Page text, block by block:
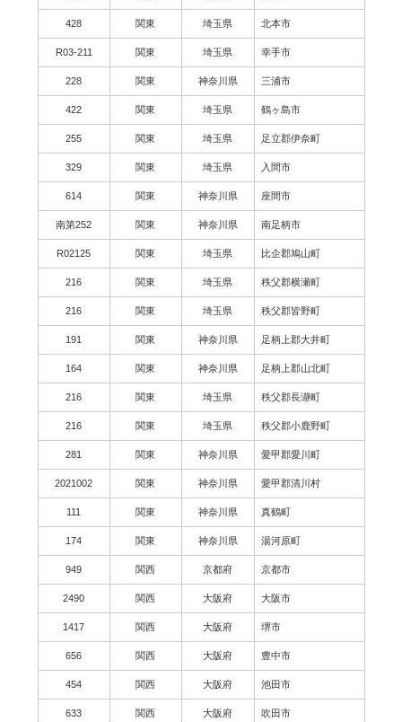
428 関東 埼玉県 北本市
R03-211 関東 埼玉県 幸手市
228 関東 神奈川県 三浦市
422 関東 埼玉県 鶴ヶ島市
255 関東 埼玉県 足立郡伊奈町
329 関東 埼玉県 入間市
614 関東 神奈川県 座間市
南第252 関東 神奈川県 南足柄市
R02125 関東 埼玉県 比企郡鳩山町
216 関東 埼玉県 秩父郡横瀬町
216 関東 埼玉県 秩父郡皆野町
191 関東 神奈川県 足柄上郡大井町
164 関東 神奈川県 足柄上郡山北町
216 関東 埼玉県 秩父郡長瀞町
216 関東 埼玉県 秩父郡小鹿野町
281 関東 神奈川県 愛甲郡愛川町
2021002 関東 神奈川県 愛甲郡清川村
111 関東 神奈川県 真鶴町
174 関東 神奈川県 湯河原町
949 関西 京都府 京都市
2490 関西 大阪府 大阪市
1417 関西 大阪府 堺市
656 関西 大阪府 豊中市
454 関西 大阪府 池田市
633 関西 大阪府 吹田市